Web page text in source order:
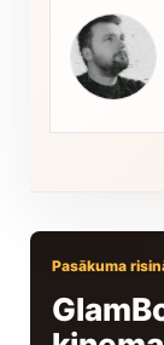
Pasākuma